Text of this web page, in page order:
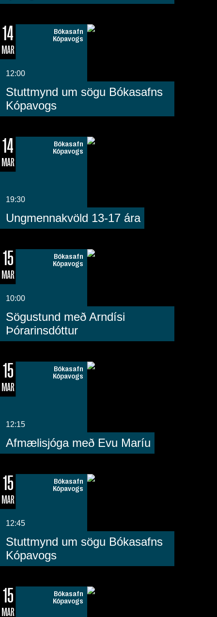
14
MAR
Bókasafn
Kópavogs
12:00
Stuttmynd um sögu Bókasafns
Kópavogs
14
MAR
Bókasafn
Kópavogs
19:30
Ungmennakvöld 13-17 ára
15
MAR
Bókasafn
Kópavogs
10:00
Sögustund með Arndísi
Þórarinsdóttur
15
MAR
Bókasafn
Kópavogs
12:15
Afmælisjóga með Evu Maríu
15
MAR
Bókasafn
Kópavogs
12:45
Stuttmynd um sögu Bókasafns
Kópavogs
15
MAR
Bókasafn
Kópavogs